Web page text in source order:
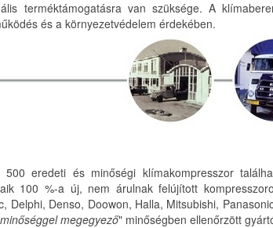
terméktámogatásra van szüksége. A
és a környezetvédelem érdekében.
eredeti és minőségi klímakompresszor
100 %-a új, nem árulnak felújított
Delphi, Denso, Doowon, Halla, Mitsubishi,
megegyező" minőségben ellenőrzött